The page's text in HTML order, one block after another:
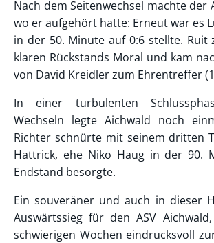
Nach dem Seitenwechsel machte der
wo er aufgehört hatte: Erneut war es
in der 50. Minute auf 0:6 stellte. Ruit
klaren Rückstands Moral und kam
von David Kreidler zum Ehrentreffer
In einer turbulenten
Wechseln legte Aichwald noch
Richter schnürte mit seinem dritten
Hattrick, ehe Niko Haug in der 90.
Endstand besorgte.
Ein souveräner und auch in dieser
Auswärtssieg für den ASV
schwierigen Wochen eindrucksvoll